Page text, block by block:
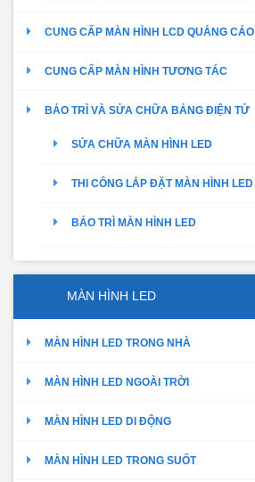
CUNG CẤP MÀN HÌNH LCD QUẢNG CÁO
CUNG CẤP MÀN HÌNH TƯƠNG TÁC
BẢO TRÌ VÀ SỬA CHỮA BẢNG ĐIỆN TỬ
SỬA CHỮA MÀN HÌNH LED
THI CÔNG LẮP ĐẶT MÀN HÌNH LED
BẢO TRÌ MÀN HÌNH LED
MÀN HÌNH LED
MÀN HÌNH LED TRONG NHÀ
MÀN HÌNH LED NGOÀI TRỜI
MÀN HÌNH LED DI ĐỘNG
MÀN HÌNH LED TRONG SUỐT